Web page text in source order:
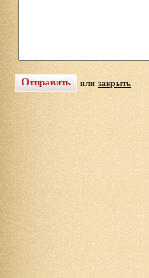
или закрыть